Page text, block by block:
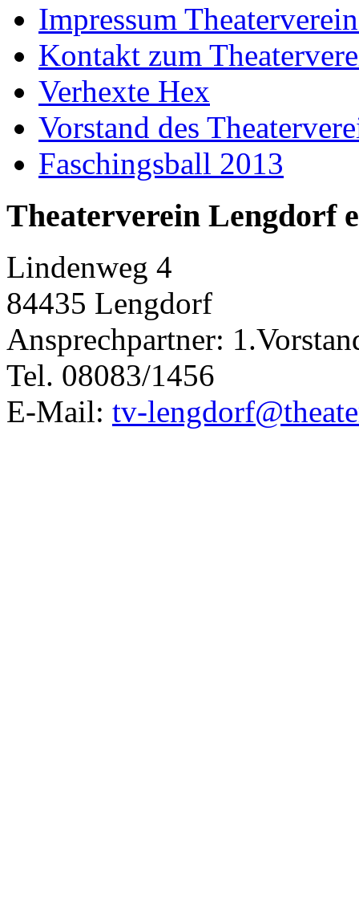
Impressum
Kontakt zum
Verhexte Hex
Vorstand des
Faschingsball 2013
Theaterverein Lengdorf
Lindenweg 4
84435 Lengdorf
Ansprechpartner:
Tel. 08083/1456
E-Mail: tv-